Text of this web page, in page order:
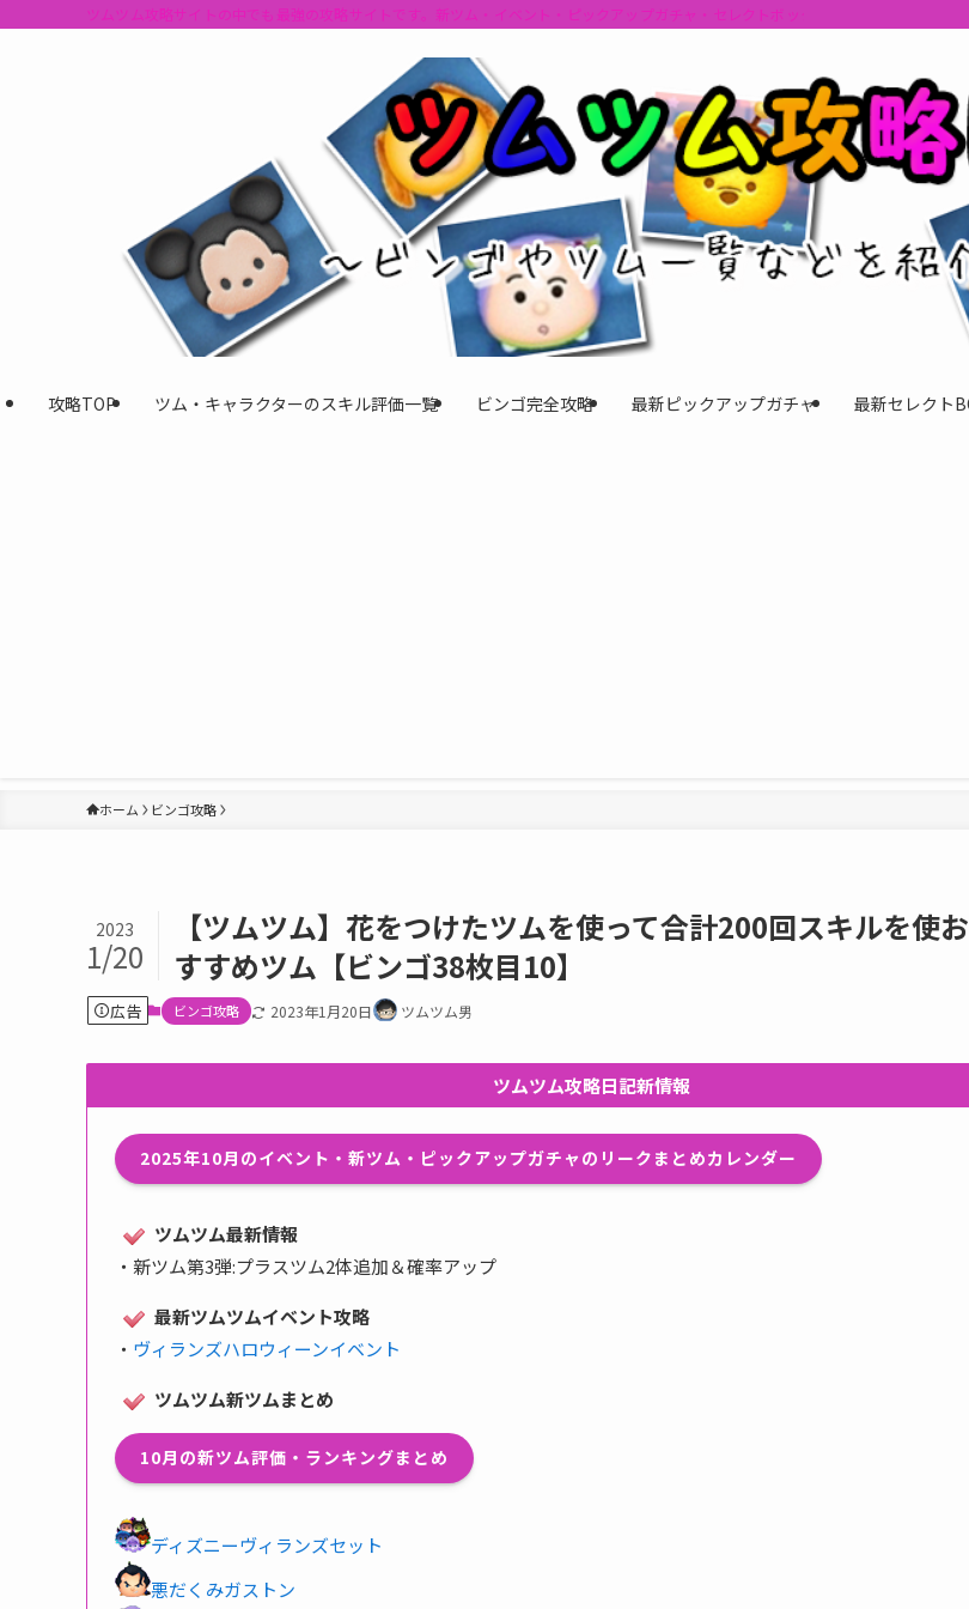
ツムツム攻略サイトの中でも最強の攻略サイトです。新ツム・イベント・ピックアップガチャ・セレクトボックスの情報を最速で
攻略TOP ツム・キャラクターのスキル評価一覧 ビンゴ完全攻略 最新ピックアップガチャ 最新セレクト
ホーム ビンゴ攻略
【ツムツム】花をつけたツムを使って合計200回スキルを使
すすめツム【ビンゴ38枚目10】
2023
1/20
広告 ビンゴ攻略 2023年1月20日 ツムツム男
ツムツム攻略日記新情報
2025年10月のイベント・新ツム・ピックアップガチャのリークまとめカレンダー
ツムツム最新情報
・ 新ツム第3弾:プラスツム2体追加＆確率アップ
最新ツムツムイベント攻略
・ ヴィランズハロウィーンイベント
ツムツム新ツムまとめ
10月の新ツム評価・ランキングまとめ
ディズニーヴィランズセット
悪だくみガストン